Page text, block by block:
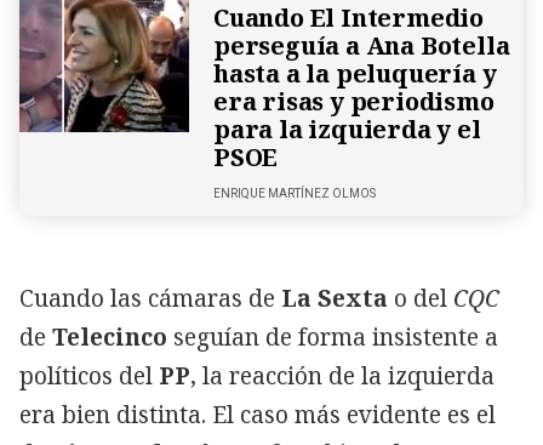
Cuando El Intermedio
perseguía a Ana Botella
hasta a la peluquería y
era risas y periodismo
para la izquierda y el
PSOE
ENRIQUE MARTÍNEZ OLMOS
Cuando las cámaras de La Sexta o del CQC
de Telecinco seguían de forma insistente a
políticos del PP, la reacción de la izquierda
era bien distinta. El caso más evidente es el